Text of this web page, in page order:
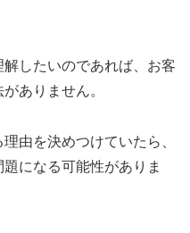
したいのであれば、お客
ありません。
由を決めつけていたら、
になる可能性がありま